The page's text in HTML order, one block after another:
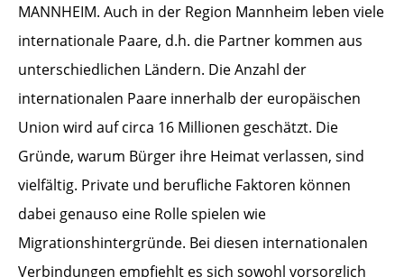
MANNHEIM. Auch in der Region Mannheim leben viele
internationale Paare, d.h. die Partner kommen aus
unterschiedlichen Ländern. Die Anzahl der
internationalen Paare innerhalb der europäischen
Union wird auf circa 16 Millionen geschätzt. Die
Gründe, warum Bürger ihre Heimat verlassen, sind
vielfältig. Private und berufliche Faktoren können
dabei genauso eine Rolle spielen wie
Migrationshintergründe. Bei diesen internationalen
Verbindungen empfiehlt es sich sowohl vorsorglich